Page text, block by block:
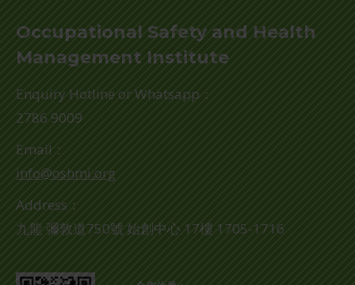
Occupational Safety and Health
Management Institute
Enquiry Hotline or Whatsapp：
2786 9009
Email：
info@oshmi.org
Address：
九龍 彌敦道750號 始創中心 17樓 1705-1716